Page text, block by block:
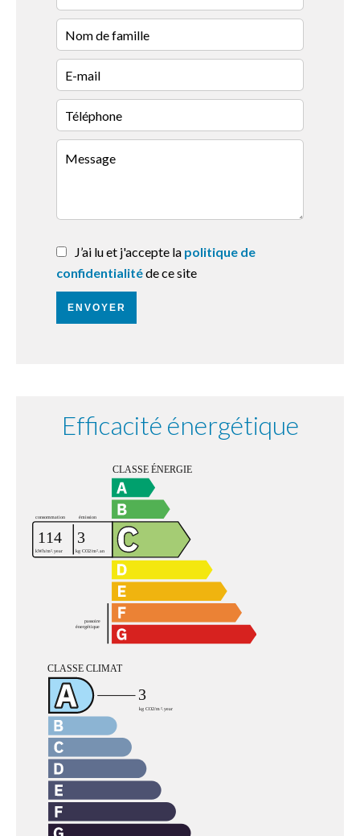
J’ai lu et j'accepte la politique de
confidentialitéde ce site
ENVOYER
Efficacité énergétique